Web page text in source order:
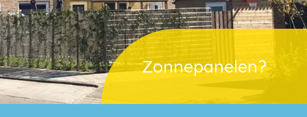
Zonnepanelen?